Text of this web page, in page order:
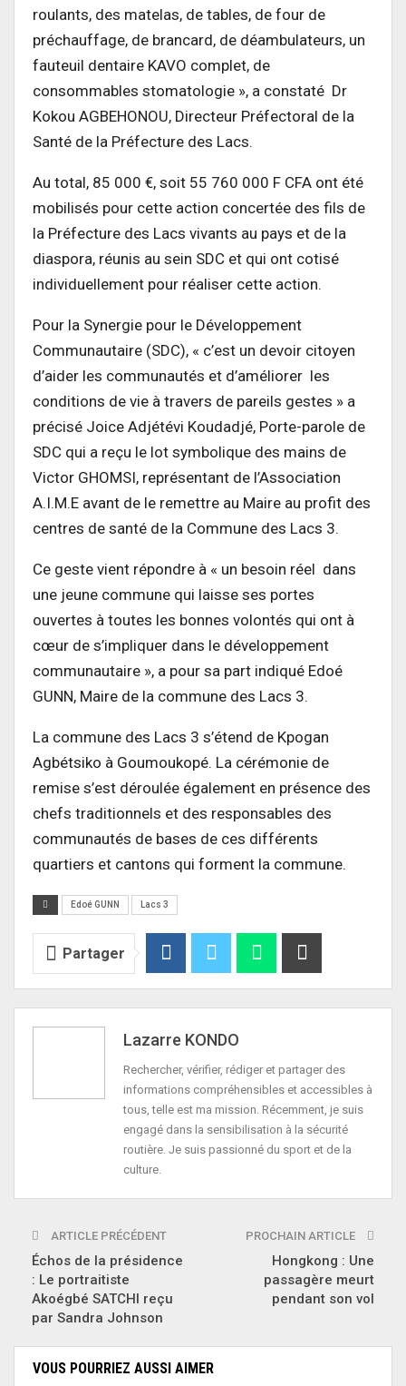
roulants, des matelas, de tables, de four de
préchauffage, de brancard, de déambulateurs, un
fauteuil dentaire KAVO complet, de
consommables stomatologie », a constaté Dr
Kokou AGBEHONOU, Directeur Préfectoral de la
Santé de la Préfecture des Lacs.
Au total, 85 000 €, soit 55 760 000 F CFA ont été
mobilisés pour cette action concertée des fils de
la Préfecture des Lacs vivants au pays et de la
diaspora, réunis au sein SDC et qui ont cotisé
individuellement pour réaliser cette action.
Pour la Synergie pour le Développement
Communautaire (SDC), « c’est un devoir citoyen
d’aider les communautés et d’améliorer les
conditions de vie à travers de pareils gestes » a
précisé Joice Adjétévi Koudadjé, Porte-parole de
SDC qui a reçu le lot symbolique des mains de
Victor GHOMSI, représentant de l’Association
A.I.M.E avant de le remettre au Maire au profit des
centres de santé de la Commune des Lacs 3.
Ce geste vient répondre à « un besoin réel dans
une jeune commune qui laisse ses portes
ouvertes à toutes les bonnes volontés qui ont à
cœur de s’impliquer dans le développement
communautaire », a pour sa part indiqué Edoé
GUNN, Maire de la commune des Lacs 3.
La commune des Lacs 3 s’étend de Kpogan
Agbétsiko à Goumoukopé. La cérémonie de
remise s’est déroulée également en présence des
chefs traditionnels et des responsables des
communautés de bases de ces différents
quartiers et cantons qui forment la commune.
Edoé GUNN Lacs 3
Partager
Lazarre KONDO
Rechercher, vérifier, rédiger et partager des
informations compréhensibles et accessibles à
tous, telle est ma mission. Récemment, je suis
engagé dans la sensibilisation à la sécurité
routière. Je suis passionné du sport et de la
culture.
ARTICLE PRÉCÉDENT
Échos de la présidence
: Le portraitiste
Akoégbé SATCHI reçu
par Sandra Johnson
PROCHAIN ARTICLE
Hongkong : Une
passagère meurt
pendant son vol
VOUS POURRIEZ AUSSI AIMER